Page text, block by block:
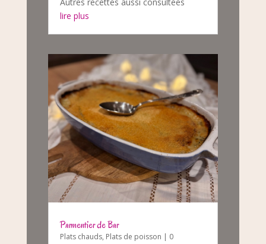
lire plus
Parmentier de Bar
Plats chauds, Plats de poisson | 0